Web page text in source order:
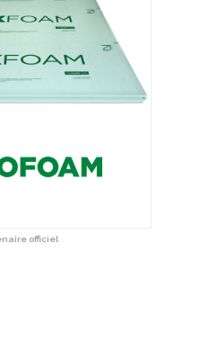
officiel